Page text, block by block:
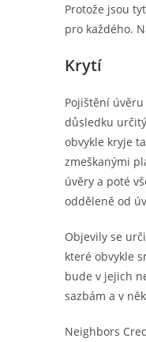
Protože jsou
pro každého.
Krytí
Pojištění
důsledku
obvykle kryje
zmeškanými
úvěry a poté
odděleně od
Objevily se
které obvykle
bude v jejich
sazbám a v
Neighbors